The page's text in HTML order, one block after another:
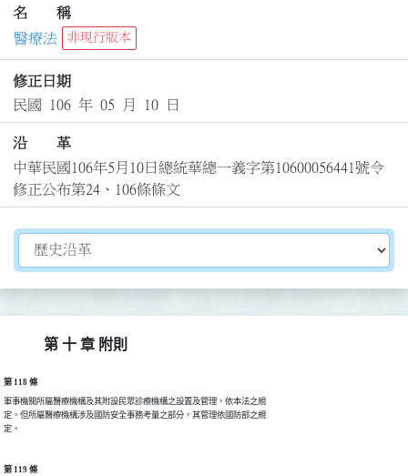
名 稱
醫療法
非現行版本
修正日期
民國 106 年 05 月 10 日
沿 革
中華民國106年5月10日總統華總一義字第10600056441號令
修正公布第24、106條條文
切換選擇法規資訊內容
第 十 章 附則
第 118 條
軍事機關所屬醫療機構及其附設民眾診療機構之設置及管理，依本法之規
定。但所屬醫療機構涉及國防安全事務考量之部分，其管理依國防部之規
定。
第 119 條